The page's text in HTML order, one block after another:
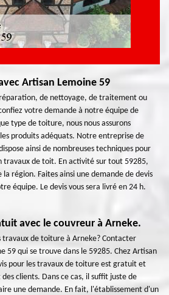
Artisan Lemoine 59
de nettoyage, de traitement ou
votre demande à notre équipe de
type de toiture, nous nous assurons
produits adéquats. Notre entreprise de
ainsi de nombreuses techniques pour
de toit. En activité sur tout 59285,
région. Faites ainsi une demande de devis
équipe. Le devis vous sera livré en 24 h.
avec le couvreur à Arneke.
travaux de toiture à Arneke? Contacter
59 qui se trouve dans le 59285. Chez Artisan
pour les travaux de toiture est gratuit et
clients. Dans ce cas, il suffit juste de
une demande. En fait, l'établissement d'un